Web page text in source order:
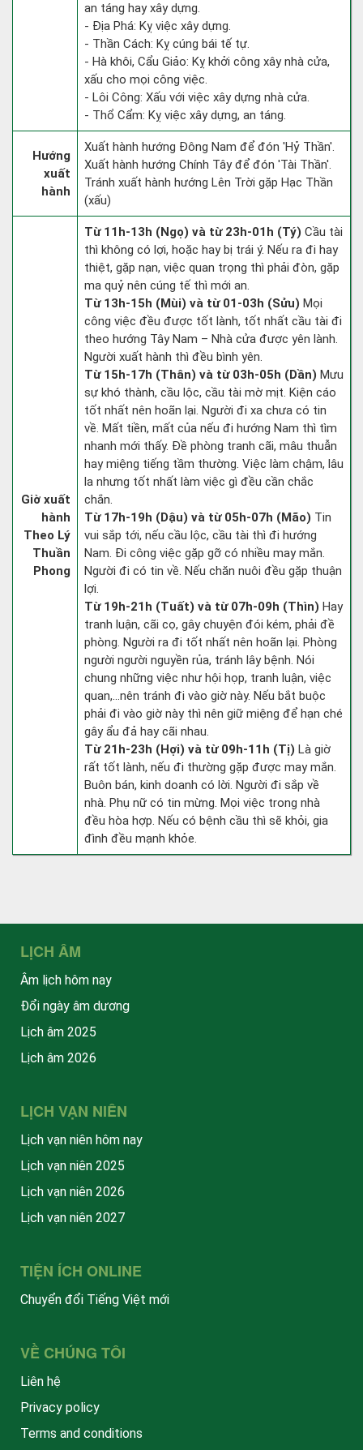
an táng hay xây dựng.
- Địa Phá: Kỵ việc xây dựng.
- Thần Cách: Kỵ cúng bái tế tự.
- Hà khôi, Cẩu Giảo: Kỵ khởi công xây nhà cửa,
xấu cho mọi công việc.
- Lôi Công: Xấu với việc xây dựng nhà cửa.
- Thổ Cẩm: Kỵ việc xây dựng, an táng.
Hướng
xuất
hành
Xuất hành hướng Đông Nam để đón 'Hỷ Thần'.
Xuất hành hướng Chính Tây để đón 'Tài Thần'.
Tránh xuất hành hướng Lên Trời gặp Hạc Thần
(xấu)
Giờ xuất
hành
Theo Lý
Thuần
Phong
Từ 11h-13h (Ngọ) và từ 23h-01h (Tý) Cầu tài
thì không có lợi, hoặc hay bị trái ý. Nếu ra đi hay
thiệt, gặp nạn, việc quan trọng thì phải đòn, gặp
ma quỷ nên cúng tế thì mới an.
Từ 13h-15h (Mùi) và từ 01-03h (Sửu) Mọi
công việc đều được tốt lành, tốt nhất cầu tài đi
theo hướng Tây Nam – Nhà cửa được yên lành.
Người xuất hành thì đều bình yên.
Từ 15h-17h (Thân) và từ 03h-05h (Dần) Mưu
sự khó thành, cầu lộc, cầu tài mờ mịt. Kiện cáo
tốt nhất nên hoãn lại. Người đi xa chưa có tin
về. Mất tiền, mất của nếu đi hướng Nam thì tìm
nhanh mới thấy. Đề phòng tranh cãi, mâu thuẫn
hay miệng tiếng tầm thường. Việc làm chậm, lâu
la nhưng tốt nhất làm việc gì đều cần chắc
chắn.
Từ 17h-19h (Dậu) và từ 05h-07h (Mão) Tin
vui sắp tới, nếu cầu lộc, cầu tài thì đi hướng
Nam. Đi công việc gặp gỡ có nhiều may mắn.
Người đi có tin về. Nếu chăn nuôi đều gặp thuận
lợi.
Từ 19h-21h (Tuất) và từ 07h-09h (Thìn) Hay
tranh luận, cãi cọ, gây chuyện đói kém, phải đề
phòng. Người ra đi tốt nhất nên hoãn lại. Phòng
người người nguyền rủa, tránh lây bệnh. Nói
chung những việc như hội họp, tranh luận, việc
quan,…nên tránh đi vào giờ này. Nếu bắt buộc
phải đi vào giờ này thì nên giữ miệng để hạn ché
gây ẩu đả hay cãi nhau.
Từ 21h-23h (Hợi) và từ 09h-11h (Tị) Là giờ
rất tốt lành, nếu đi thường gặp được may mắn.
Buôn bán, kinh doanh có lời. Người đi sắp về
nhà. Phụ nữ có tin mừng. Mọi việc trong nhà
đều hòa hợp. Nếu có bệnh cầu thì sẽ khỏi, gia
đình đều mạnh khỏe.
LỊCH ÂM
Âm lịch hôm nay
Đổi ngày âm dương
Lịch âm 2025
Lịch âm 2026
LỊCH VẠN NIÊN
Lịch vạn niên hôm nay
Lịch vạn niên 2025
Lịch vạn niên 2026
Lịch vạn niên 2027
TIỆN ÍCH ONLINE
Chuyển đổi Tiếng Việt mới
VỀ CHÚNG TÔI
Liên hệ
Privacy policy
Terms and conditions